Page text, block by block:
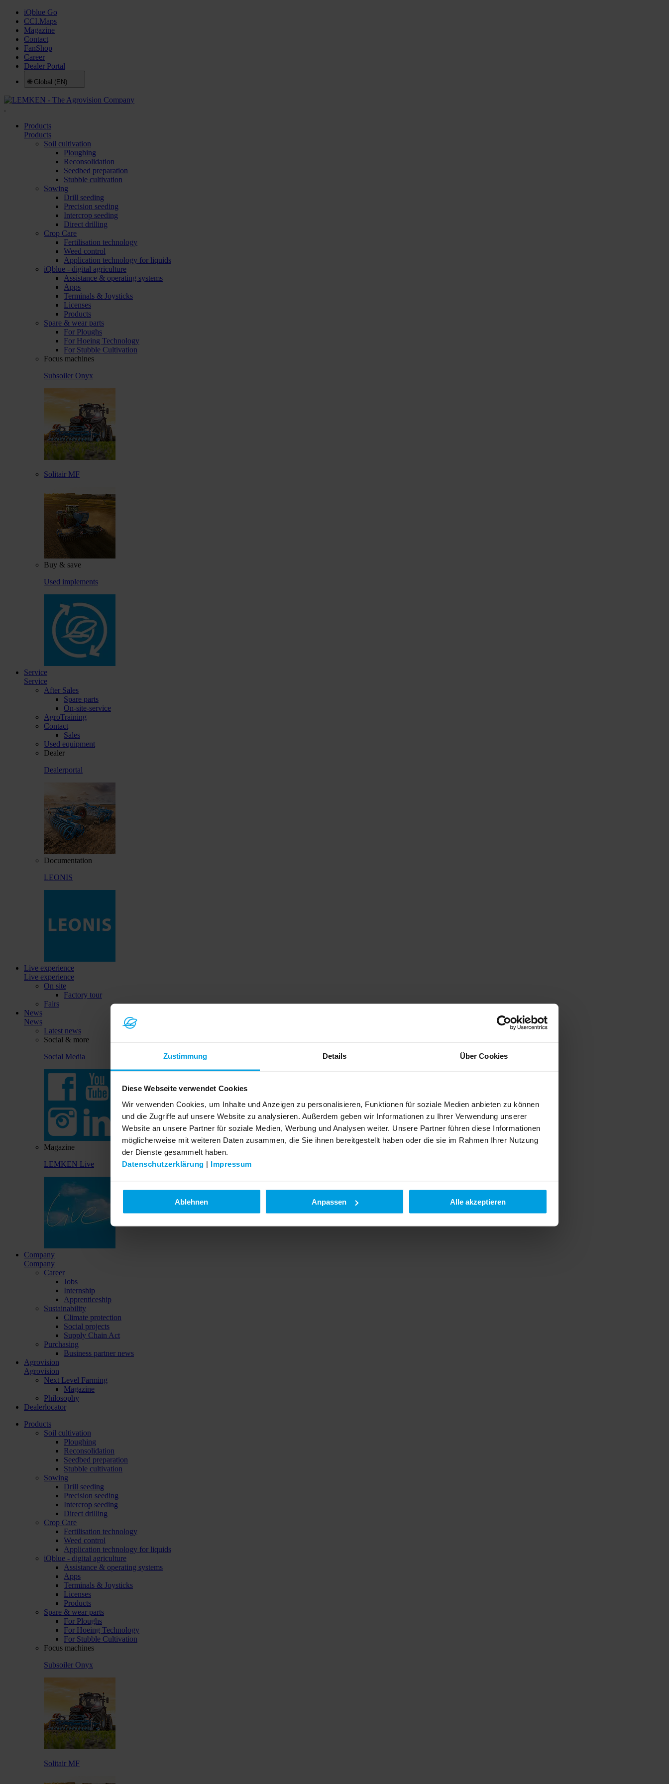
Zustimmung Details Über Cookies
Diese Webseite verwendet Cookies
Wir verwenden Cookies, um Inhalte und Anzeigen zu personalisieren, Funktionen für soziale Medien anbieten zu können
und die Zugriffe auf unsere Website zu analysieren. Außerdem geben wir Informationen zu Ihrer Verwendung unserer
Website an unsere Partner für soziale Medien, Werbung und Analysen weiter. Unsere Partner führen diese Informationen
möglicherweise mit weiteren Daten zusammen, die Sie ihnen bereitgestellt haben oder die sie im Rahmen Ihrer Nutzung
der Dienste gesammelt haben.
Datenschutzerklärung | Impressum
Ablehnen Anpassen Alle akzeptieren
iQblue Go
CCI.Maps
Magazine
Contact
FanShop
Career
Dealer Portal
🌐 Global (EN)
.
Products
Products
Soil cultivation
Ploughing
Reconsolidation
Seedbed preparation
Stubble cultivation
Sowing
Drill seeding
Precision seeding
Intercrop seeding
Direct drilling
Crop Care
Fertilisation technology
Weed control
Application technology for liquids
iQblue - digital agriculture
Assistance & operating systems
Apps
Terminals & Joysticks
Licenses
Products
Spare & wear parts
For Ploughs
For Hoeing Technology
For Stubble Cultivation
Focus machines
Subsoiler Onyx
Solitair MF
Buy & save
Used implements
Service
Service
After Sales
Spare parts
On-site-service
AgroTraining
Contact
Sales
Used equipment
Dealer
Dealerportal
Documentation
LEONIS
Live experience
Live experience
On site
Factory tour
Fairs
News
News
Latest news
Social & more
Social Media
Magazine
LEMKEN Live
Company
Company
Career
Jobs
Internship
Apprenticeship
Sustainability
Climate protection
Social projects
Supply Chain Act
Purchasing
Business partner news
Agrovision
Agrovision
Next Level Farming
Magazine
Philosophy
Dealerlocator
Products
Soil cultivation
Ploughing
Reconsolidation
Seedbed preparation
Stubble cultivation
Sowing
Drill seeding
Precision seeding
Intercrop seeding
Direct drilling
Crop Care
Fertilisation technology
Weed control
Application technology for liquids
iQblue - digital agriculture
Assistance & operating systems
Apps
Terminals & Joysticks
Licenses
Products
Spare & wear parts
For Ploughs
For Hoeing Technology
For Stubble Cultivation
Focus machines
Subsoiler Onyx
Solitair MF